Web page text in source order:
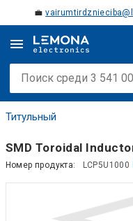
💼
Титульный
SMD Toroidal
Номер продукта: LCP5U1000